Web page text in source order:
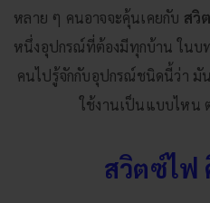
หลาย ๆ คนอาจจะคุ้นเคยกับ สวิ
หนึ่งอุปกรณ์ที่ต้องมีทุกบ้าน ในบ
คนไปรู้จักกับอุปกรณ์ชนิดนี้ว่า มั
ใช้งานเป็นแบบไหน
สวิตซ์ไฟ